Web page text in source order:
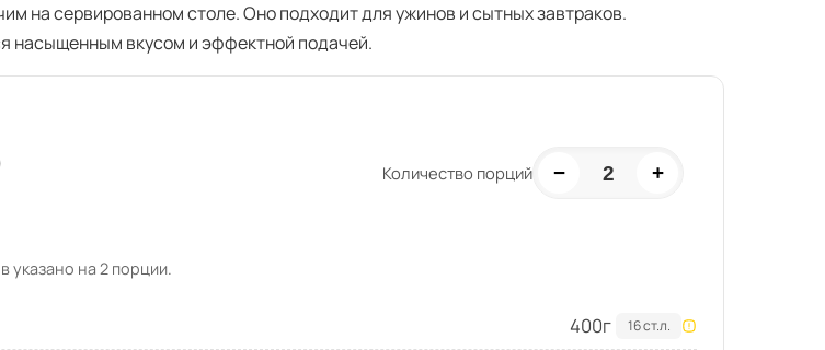
на сервированном столе. Оно подходит для ужинов и сытных завтраков.
насыщенным вкусом и эффектной подачей.
Количество порций − 2 +
указано на 2 порции.
400г 16 ст.л.